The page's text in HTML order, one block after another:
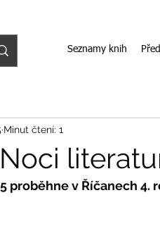
Seznamy knih
Minut čtení: 1
proběhne v Říčanech